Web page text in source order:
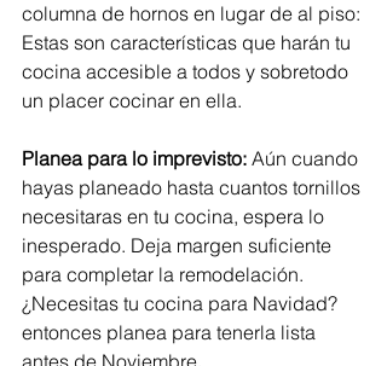
columna de hornos en lugar de al piso:
Estas son características que harán tu
cocina accesible a todos y sobretodo
un placer cocinar en ella.
Planea para lo imprevisto: Aún cuando
hayas planeado hasta cuantos tornillos
necesitaras en tu cocina, espera lo
inesperado. Deja margen suficiente
para completar la remodelación.
¿Necesitas tu cocina para Navidad?
entonces planea para tenerla lista
antes de Noviembre.